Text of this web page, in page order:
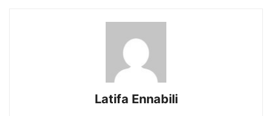
Latifa Ennabili